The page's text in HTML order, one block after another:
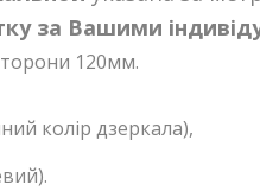
за Вашими
120мм.
колір дзеркала),